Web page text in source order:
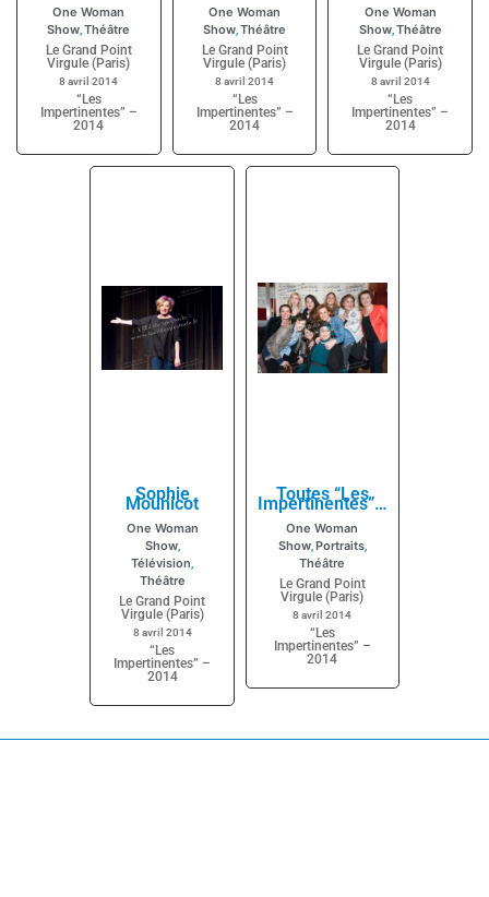
One Woman
Show,Théâtre
Le Grand Point
Virgule (Paris)
8 avril 2014
“Les
Impertinentes” –
2014
One Woman
Show,Théâtre
Le Grand Point
Virgule (Paris)
8 avril 2014
“Les
Impertinentes” –
2014
One Woman
Show,Théâtre
Le Grand Point
Virgule (Paris)
8 avril 2014
“Les
Impertinentes” –
2014
Sophie
Mounicot
One Woman
Show,
Télévision,
Théâtre
Le Grand Point
Virgule (Paris)
8 avril 2014
“Les
Impertinentes” –
2014
Toutes “Les
Impertinentes”…
One Woman
Show,Portraits,
Théâtre
Le Grand Point
Virgule (Paris)
8 avril 2014
“Les
Impertinentes” –
2014